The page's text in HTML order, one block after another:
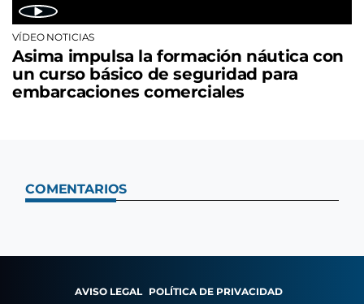
VÍDEO NOTICIAS
Asima impulsa la formación náutica con
un curso básico de seguridad para
embarcaciones comerciales
COMENTARIOS
AVISO LEGAL POLÍTICA DE PRIVACIDAD